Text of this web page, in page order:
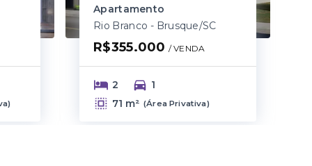
)
Apartamento
Rio Branco - Brusque/SC
R$355.000 / VENDA
2
1
71 m² (Área Privativa)